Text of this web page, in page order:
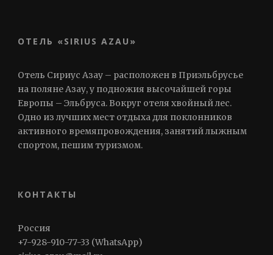
ОТЕЛЬ «SIRIUS AZAU»
Отель Сириус Азау – расположен в Приэльбрусье
на поляне Азау, у подножия высочайшей горы
Европы – Эльбруса. Вокруг отеля хвойный лес.
Одно из лучших мест отдыха для поклонников
активного времяпровождения, занятий лыжным
спортом, пешим туризмом.
КОНТАКТЫ
Россия
+7-928-910-77-33 (WhatsApp)